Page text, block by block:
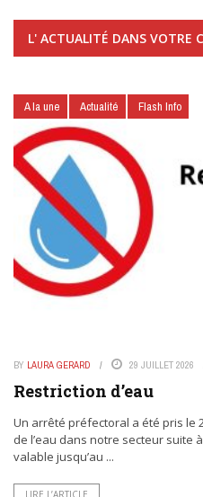
L' ACTUALITÉ DANS VOTRE
A la une Actualité Flash Info
BY LAURA GERARD 29 JUILLET 2026
Restriction d’eau
Un arrêté préfectoral a été pris le
de l’eau dans notre secteur suite
valable jusqu’au ...
LIRE L’ARTICLE